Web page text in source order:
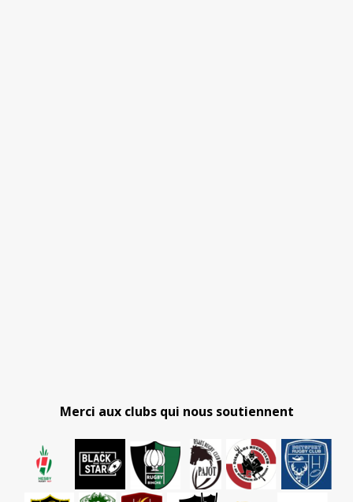
Merci aux clubs qui nous soutiennent